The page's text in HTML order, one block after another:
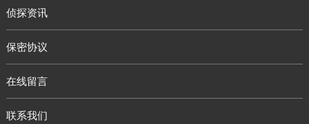
侦探资讯
保密协议
在线留言
联系我们